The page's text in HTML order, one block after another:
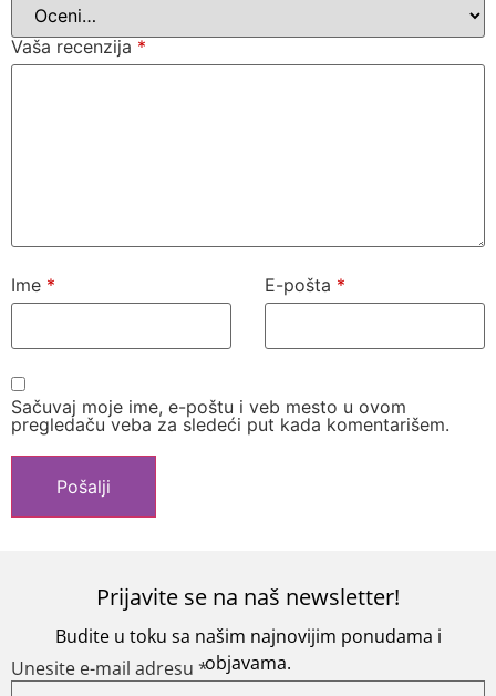
Vaša recenzija *
Ime * E-pošta *
Sačuvaj moje ime, e-poštu i veb mesto u ovom
pregledaču veba za sledeći put kada komentarišem.
Prijavite se na naš newsletter!
Budite u toku sa našim najnovijim ponudama i
objavama.
Unesite e-mail adresu *